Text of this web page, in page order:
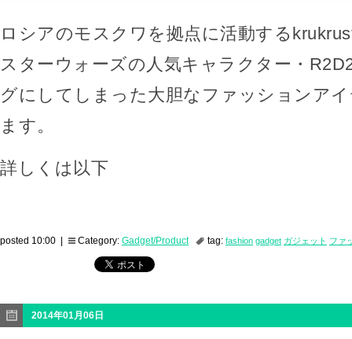
ロシアのモスクワを拠点に活動する
スターウォーズの人気キャラクター・
グにしてしまった大胆なファッションア
ます。
詳しくは以下
posted 10:00 | Category: Gadget/Product tag: fashion gadget ガジェット ファ
2014年01月06日